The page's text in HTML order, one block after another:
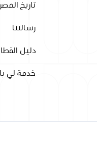
تاريخ
رسالتنا
دليل
خدمة لي